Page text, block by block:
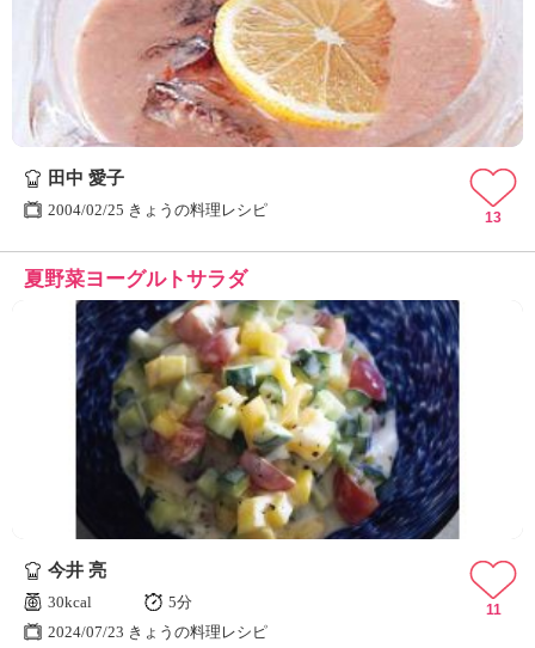
田中 愛子
2004/02/25 きょうの料理レシピ 13
夏野菜ヨーグルトサラダ
今井 亮
30kcal
5分
2024/07/23 きょうの料理レシピ
11